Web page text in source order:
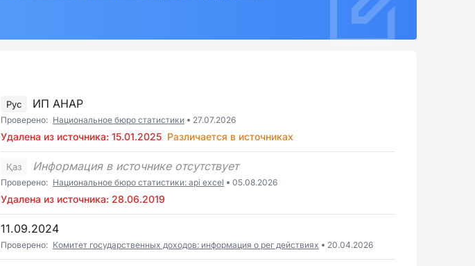
Рус ИП АНАР
Проверено: Национальное бюро статистики 27.07.2026
Удалена из источника: 15.01.2025 Различается в источниках
Қаз Информация в источнике отсутствует
Проверено: Национальное бюро статистики: api excel 05.08.2026
Удалена из источника: 28.06.2019
11.09.2024
Проверено: Комитет государственных доходов: информация о рег действиях 20.04.2026